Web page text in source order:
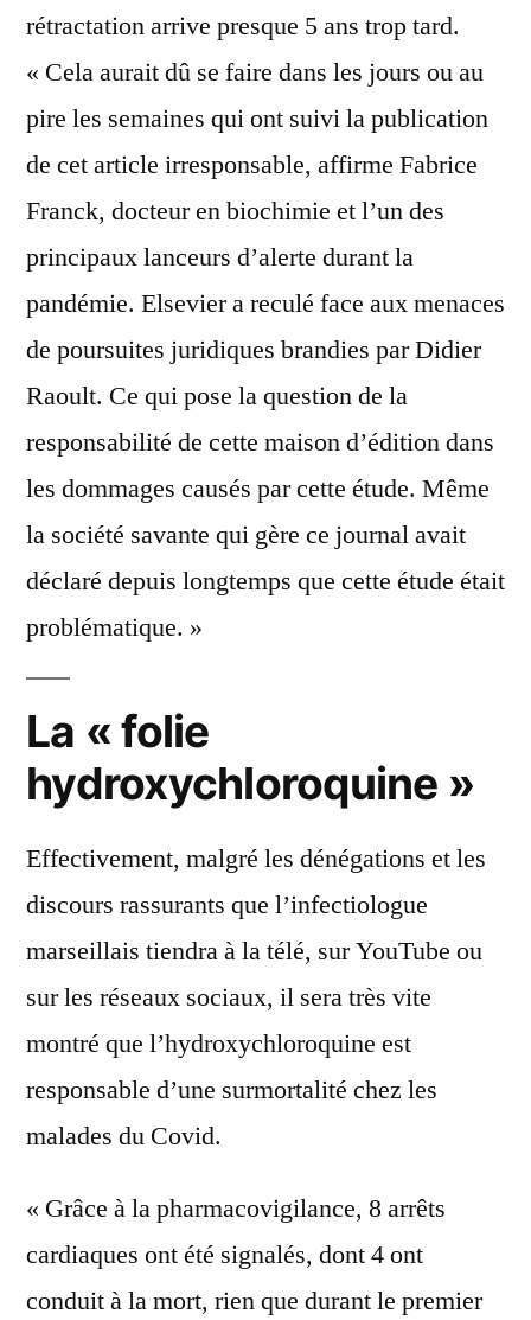
rétractation arrive presque 5 ans trop tard.
« Cela aurait dû se faire dans les jours ou au
pire les semaines qui ont suivi la publication
de cet article irresponsable, affirme Fabrice
Franck, docteur en biochimie et l’un des
principaux lanceurs d’alerte durant la
pandémie. Elsevier a reculé face aux menaces
de poursuites juridiques brandies par Didier
Raoult. Ce qui pose la question de la
responsabilité de cette maison d’édition dans
les dommages causés par cette étude. Même
la société savante qui gère ce journal avait
déclaré depuis longtemps que cette étude était
problématique. »
La « folie
hydroxychloroquine »
Effectivement, malgré les dénégations et les
discours rassurants que l’infectiologue
marseillais tiendra à la télé, sur YouTube ou
sur les réseaux sociaux, il sera très vite
montré que l’hydroxychloroquine est
responsable d’une surmortalité chez les
malades du Covid.
« Grâce à la pharmacovigilance, 8 arrêts
cardiaques ont été signalés, dont 4 ont
conduit à la mort, rien que durant le premier